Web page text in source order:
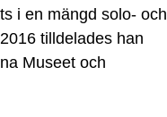
i en mängd solo- och
tilldelades han
Museet och